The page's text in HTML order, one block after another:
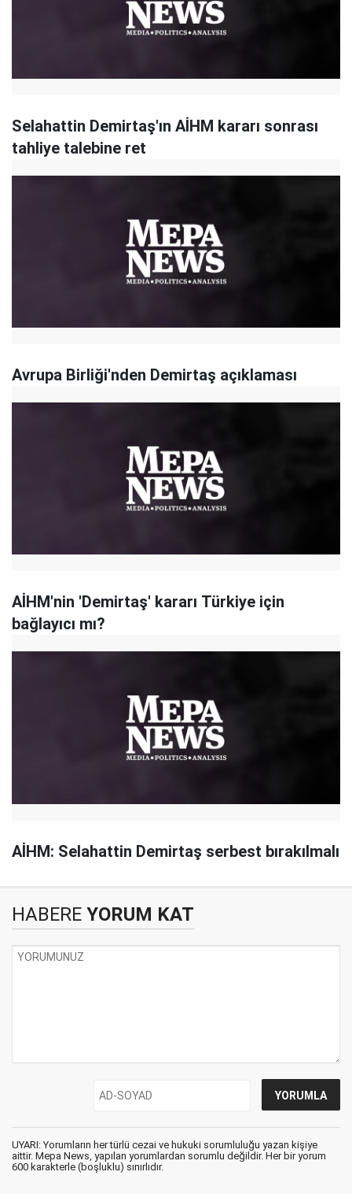
Selahattin Demirtaş'ın AİHM kararı sonrası
tahliye talebine ret
Avrupa Birliği'nden Demirtaş açıklaması
AİHM'nin 'Demirtaş' kararı Türkiye için
bağlayıcı mı?
AİHM: Selahattin Demirtaş serbest bırakılmalı
HABERE YORUM KAT
UYARI: Yorumların her türlü cezai ve hukuki sorumluluğu yazan kişiye
aittir. Mepa News, yapılan yorumlardan sorumlu değildir. Her bir yorum
600 karakterle (boşluklu) sınırlıdır.